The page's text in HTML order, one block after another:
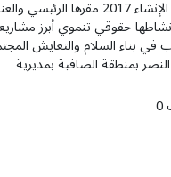
يزن السوائي تاريخ الإنشاء 2017
حقوقي تنموي أبرز
في بناء السلام والتعايش
بمنطقة الصافية بمديرية